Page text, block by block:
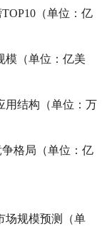
（单位：亿
模（单位：亿美
用结构（单位：万
格局（单位：亿
场规模预测（单